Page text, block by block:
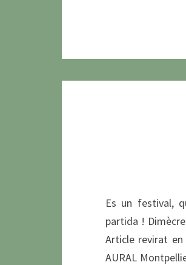
Es un festival,
partida !
Article revirat en
AURAL